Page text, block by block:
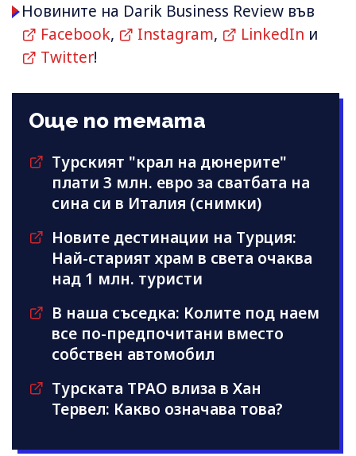
Новините на Darik Business Review във
Facebook, Instagram, LinkedIn и
Twitter!
Още по темата
Турският "крал на дюнерите"
плати 3 млн. евро за сватбата на
сина си в Италия (снимки)
Новите дестинации на Турция:
Най-старият храм в света очаква
над 1 млн. туристи
В наша съседка: Колите под наем
все по-предпочитани вместо
собствен автомобил
Турската TPAO влиза в Хан
Тервел: Какво означава това?